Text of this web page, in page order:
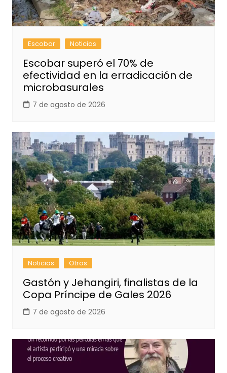
Escobar Noticias
Escobar superó el 70% de
efectividad en la erradicación de
microbasurales
7 de agosto de 2026
Noticias Otros
Gastón y Jehangiri, finalistas de la
Copa Príncipe de Gales 2026
7 de agosto de 2026